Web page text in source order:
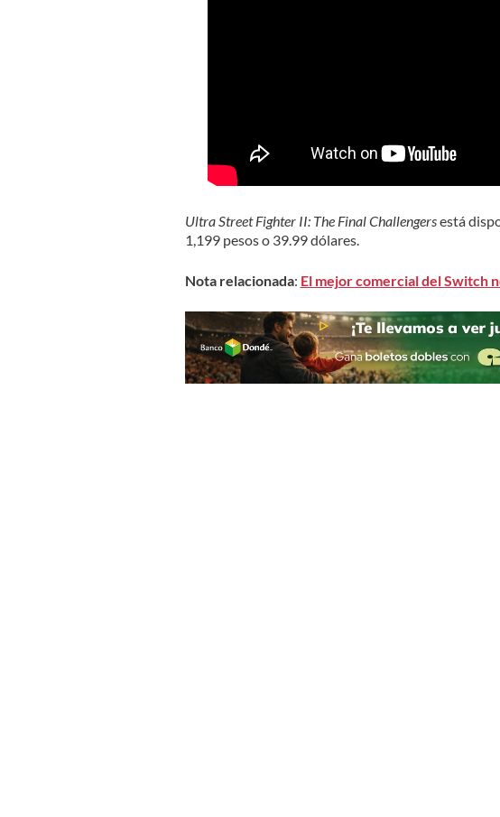
Ultra Street Fighter II: The Final Challengersestá
1,199 pesos o 39.99 dólares.
Nota relacionada: El mejor comercial del Switch